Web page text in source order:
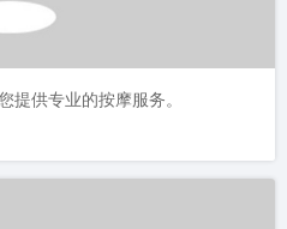
提供专业的按摩服务。